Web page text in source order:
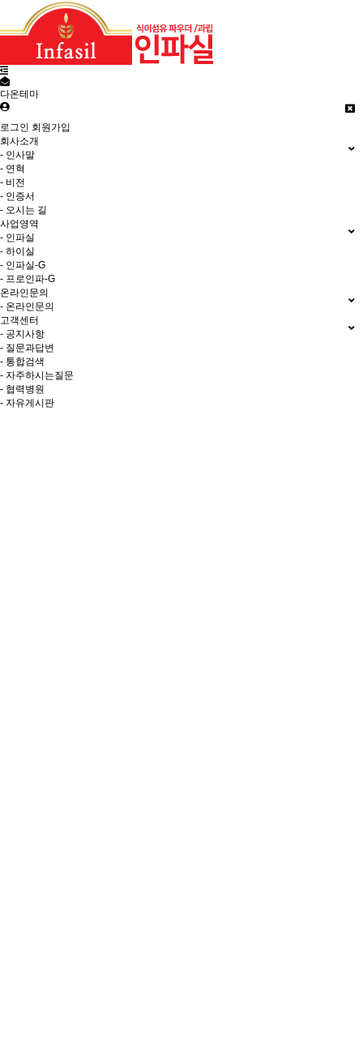
다온테마
로그인 회원가입
회사소개
- 인사말
- 연혁
- 비전
- 인증서
- 오시는 길
사업영역
- 인파실
- 하이실
- 인파실-G
- 프로인파-G
온라인문의
- 온라인문의
고객센터
- 공지사항
- 질문과답변
- 통합검색
- 자주하시는질문
- 협력병원
- 자유게시판